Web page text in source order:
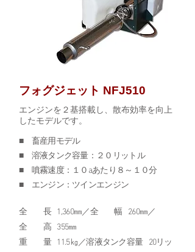
フォグジェット NFJ510
エンジンを２基搭載し、散布効率を向上
したモデルです。
■ 畜産用モデル
■ 溶液タンク容量：２０リットル
■ 噴霧速度：１０aあたり８～１０分
■ エンジン：ツインエンジン
全 長 1,360㎜／全 幅 260㎜／
全 高 355㎜
重 量 11.5㎏／溶液タンク容量 20リッ